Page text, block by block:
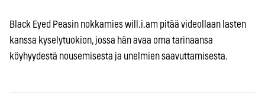
Black Eyed Peasin nokkamies will.i.am pitää videollaan lasten
kanssa kyselytuokion, jossa hän avaa oma tarinaansa
köyhyydestä nousemisesta ja unelmien saavuttamisesta.